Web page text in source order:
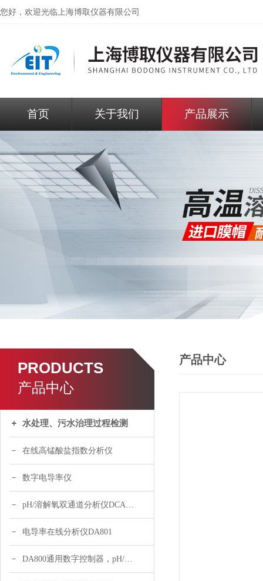
您好，欢迎光临上海博取仪器有限公司
首页 关于我们 产品展示
PRODUCTS
产品中心
水处理、污水治理过程检测
在线高锰酸盐指数分析仪
数字电导率仪
pH/溶解氧双通道分析仪DCA120
电导率在线分析仪DA801
DA800通用数字控制器，pH/DO/ORP多参数
产品中心